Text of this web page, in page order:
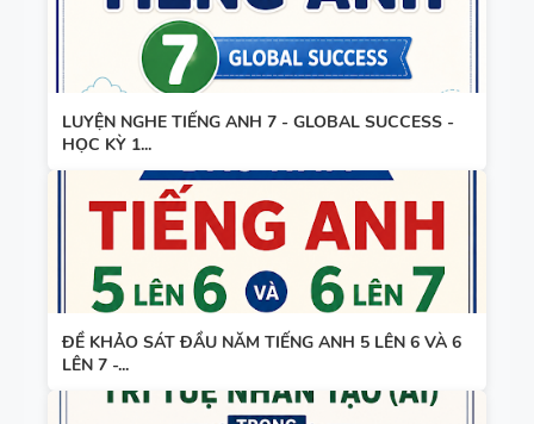
SUCCESS -
HỌC KỲ 1 -
CÓ ĐÁP ÁN
LUYỆN NGHE TIẾNG ANH 7 - GLOBAL SUCCESS -
HỌC KỲ 1...
ĐỀ KHẢO SÁT ĐẦU NĂM TIẾNG ANH 5 LÊN 6 VÀ 6
LÊN 7 -...